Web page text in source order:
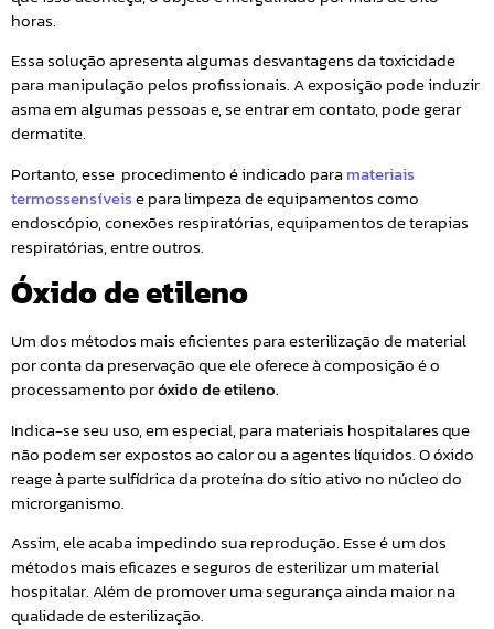
horas.
Essa solução apresenta algumas desvantagens da toxicidade
para manipulação pelos profissionais. A exposição pode induzir
asma em algumas pessoas e, se entrar em contato, pode gerar
dermatite.
Portanto, esse procedimento é indicado paramateriais
termossensíveise para limpeza de equipamentos como
endoscópio, conexões respiratórias, equipamentos de terapias
respiratórias, entre outros.
Óxido de etileno
Um dos métodos mais eficientes para esterilização de material
por conta da preservação que ele oferece à composição é o
processamento poróxido de etileno.
Indica-se seu uso, em especial, para materiais hospitalares que
não podem ser expostos ao calor ou a agentes líquidos. O óxido
reage à parte sulfídrica da proteína do sítio ativo no núcleo do
microrganismo.
Assim, ele acaba impedindo sua reprodução. Esse é um dos
métodos mais eficazes e seguros de esterilizar um material
hospitalar. Além de promover uma segurança ainda maior na
qualidade de esterilização.